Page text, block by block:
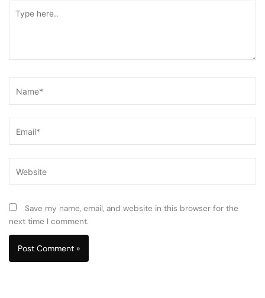
here..
Save my name, email, and website in this browser for the
next time I comment.